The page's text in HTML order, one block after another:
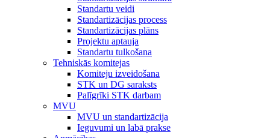
Standartu veidi
Standartizācijas process
Standartizācijas plāns
Projektu aptauja
Standartu tulkošana
Tehniskās komitejas
Komiteju izveidošana
STK un DG saraksts
Palīgrīki STK darbam
MVU
MVU un standartizācija
Ieguvumi un labā prakse